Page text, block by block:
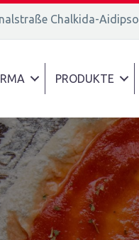
34400
Chalkida-
PRODUKTE